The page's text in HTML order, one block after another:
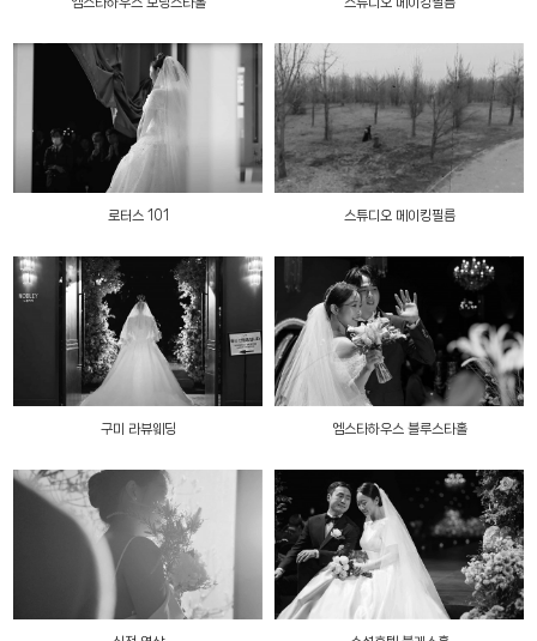
로터스 101 스튜디오 메이킹필름
구미 라뷰웨딩 엠스타하우스 블루스타홀